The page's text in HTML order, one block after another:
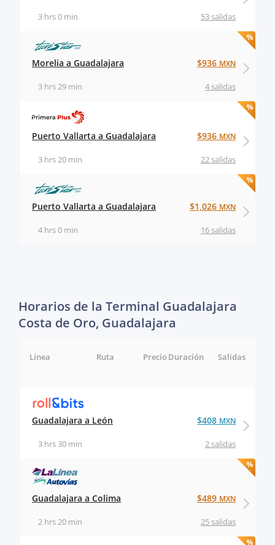
53 salidas
3 hrs 0 min
Morelia a Guadalajara
4 salidas
3 hrs 29 min
$936 MXN
Puerto Vallarta a Guadalajara
22 salidas
3 hrs 20 min
$936 MXN
Puerto Vallarta a Guadalajara
16 salidas
4 hrs 0 min
$1,026 MXN
Horarios de la Terminal Guadalajara
Costa de Oro, Guadalajara
Línea Ruta Salidas
Duración
Precio
Guadalajara a León
2 salidas
3 hrs 30 min
$408 MXN
Guadalajara a Colima
25 salidas
2 hrs 20 min
$489 MXN